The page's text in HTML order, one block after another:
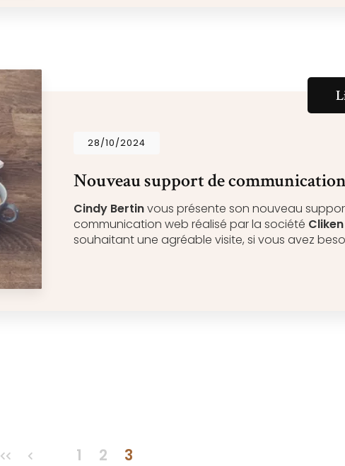
28/10/2024
Nouveau support de
Cindy Bertinvous présente son nouveau
communication web réalisé par la société
souhaitant une agréable visite, si vous avez
1 2 3